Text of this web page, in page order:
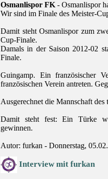
Osmanlispor FK - Osmanlispor
Wir sind im Finale des Meister-
Damit steht Osmanlispor zum
Cup-Finale.
Damals in der Saison 2012-02
Finale.
Guingamp. Ein französischer
französischen Verein antreten.
Ausgerechnet die Mannschaft
Damit steht fest: Ein Türke
gewinnen.
Autor: furkan - Donnerstag,
Interview mit furkan